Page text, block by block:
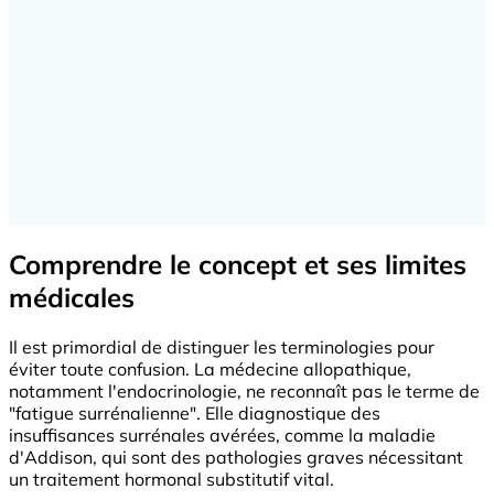
Comprendre le concept et ses limites
médicales
Il est primordial de distinguer les terminologies pour
éviter toute confusion. La médecine allopathique,
notamment l'endocrinologie, ne reconnaît pas le terme de
"fatigue surrénalienne". Elle diagnostique des
insuffisances surrénales avérées, comme la maladie
d'Addison, qui sont des pathologies graves nécessitant
un traitement hormonal substitutif vital.